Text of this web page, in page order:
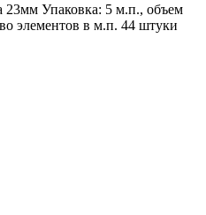
Упаковка: 5 м.п., объем
элементов в м.п. 44 штуки